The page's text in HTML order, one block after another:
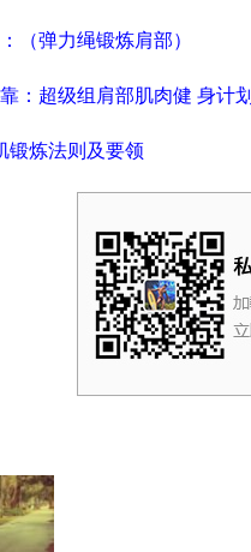
（弹力绳锻炼肩部）
：超级组肩部肌肉健 身计划
锻炼法则及要领